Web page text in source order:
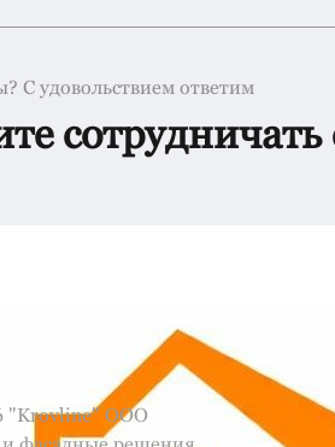
С удовольствием ответим
"Krovline" ООО